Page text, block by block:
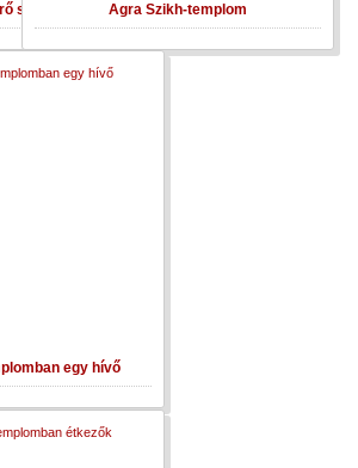
szerzetesek Agra Szikh-templom
egy hívő